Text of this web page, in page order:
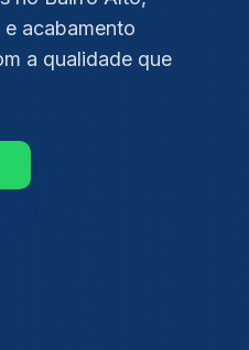
acabamento
a qualidade que